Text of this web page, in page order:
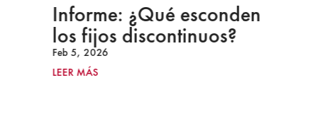
Informe: ¿Qué esconden
los fijos discontinuos?
Feb 5, 2026
LEER MÁS